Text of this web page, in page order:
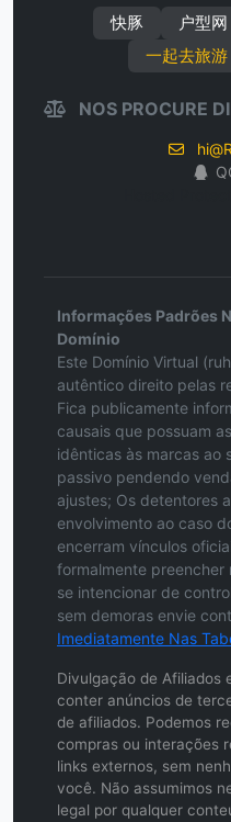
快豚 户型网
一起去旅游
NOS PROCURE
Informações Padrões
Domínio
Este Domínio Virtual
autêntico direito pelas
Fica publicamente
causais que possuam
idênticas às marcas ao
passivo pendendo
ajustes; Os detentores
envolvimento ao caso
encerram vínculos
formalmente
se intencionar de
sem demoras envie
Imediatamente Nas
Divulgação de Afiliados
conter anúncios de
de afiliados. Podemos
compras ou interações
links externos, sem
você. Não assumimos
legal por qualquer